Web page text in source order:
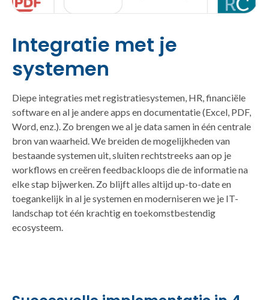
Integratie met je
systemen
Diepe integraties met registratiesystemen, HR, financiële
software en al je andere apps en documentatie (Excel, PDF,
Word, enz.). Zo brengen we al je data samen in één centrale
bron van waarheid. We breiden de mogelijkheden van
bestaande systemen uit, sluiten rechtstreeks aan op je
workflows en creëren feedbackloops die de informatie na
elke stap bijwerken. Zo blijft alles altijd up-to-date en
toegankelijk in al je systemen en moderniseren we je IT-
landschap tot één krachtig en toekomstbestendig
ecosysteem.